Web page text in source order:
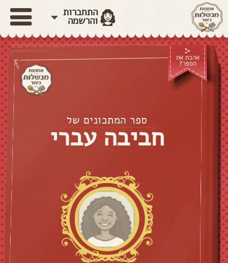
התחברות
והרשמה
אהבת את
הספר?
ספר המתכונים של
חביבה עברי